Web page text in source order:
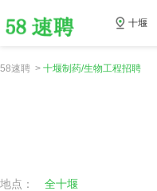
十堰
58速聘 > 十堰制药/生物工程招聘
地点： 全十堰